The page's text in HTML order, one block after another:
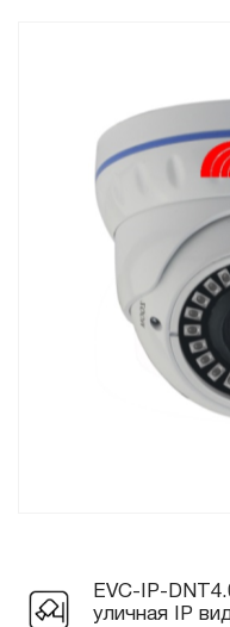
EVC-IP-
уличная IP